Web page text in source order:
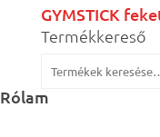
GYMSTICK
Termékkereső
Keresés
a
Rólam